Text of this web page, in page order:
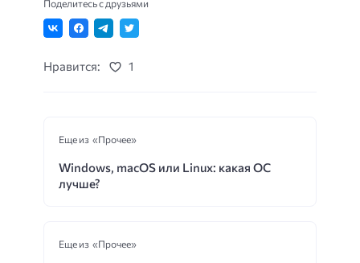
Поделитесь с друзьями
Нравится: 1
Еще из «Прочее»
Windows, macOS или Linux: какая ОС
лучше?
Еще из «Прочее»